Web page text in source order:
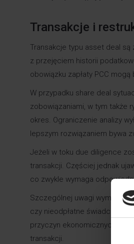
Transakcje i
Transakcje typu asset deal są
z przejęciem historii
obowiązku zapłaty PCC
W przypadku share deal
zobowiązaniami, w tym także
okres. Ograniczenie analizy
lepszym rozwiązaniem bywa
Jeżeli w toku due diligence
transakcji. Częściej jednak
co zwykle wymaga
Szczególnej uwagi wymagają
czy nieodpłatne świadczenia
przyczyn ekonomicznych
transakcji.